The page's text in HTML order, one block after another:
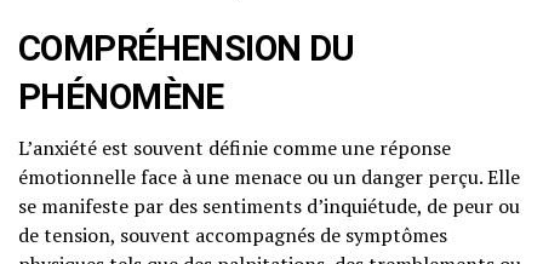
COMPRÉHENSION DU
PHÉNOMÈNE
L’anxiété est souvent définie comme une réponse
émotionnelle face à une menace ou un danger perçu. Elle
se manifeste par des sentiments d’inquiétude, de peur ou
de tension, souvent accompagnés de symptômes